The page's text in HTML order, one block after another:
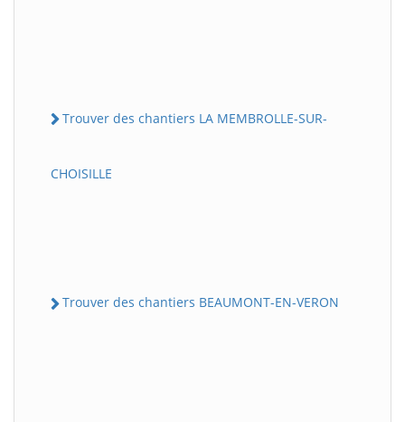
Trouver des chantiers LA MEMBROLLE-SUR-
CHOISILLE
Trouver des chantiers BEAUMONT-EN-VERON